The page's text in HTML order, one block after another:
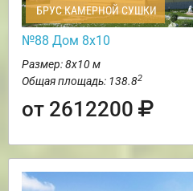
БРУС КАМЕРНОЙ СУШКИ
№88 Дом 8х10
Размер: 8х10 м
Общая площадь: 138.82
от 2612200